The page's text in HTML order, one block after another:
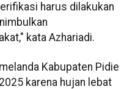
harus dilakukan
kata Azhariadi.
Kabupaten Pidie
karena hujan lebat